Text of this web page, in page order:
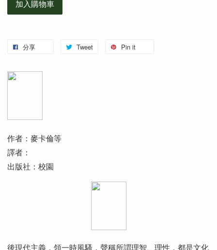
加入購物車
分享 Tweet Pin it
作者：麥卡倫等
譯者：
出版社：校園